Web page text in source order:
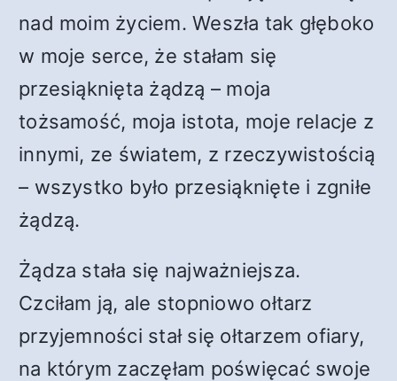
nad moim życiem. Weszła tak głęboko
w moje serce, że stałam się
przesiąknięta żądzą – moja
tożsamość, moja istota, moje relacje z
innymi, ze światem, z rzeczywistością
– wszystko było przesiąknięte i zgniłe
żądzą.
Żądza stała się najważniejsza.
Czciłam ją, ale stopniowo ołtarz
przyjemności stał się ołtarzem ofiary,
na którym zaczęłam poświęcać swoje